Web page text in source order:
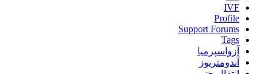
IVF
Profile
Support Forums
Tags
آزواسپرمیا
آندومتریوز